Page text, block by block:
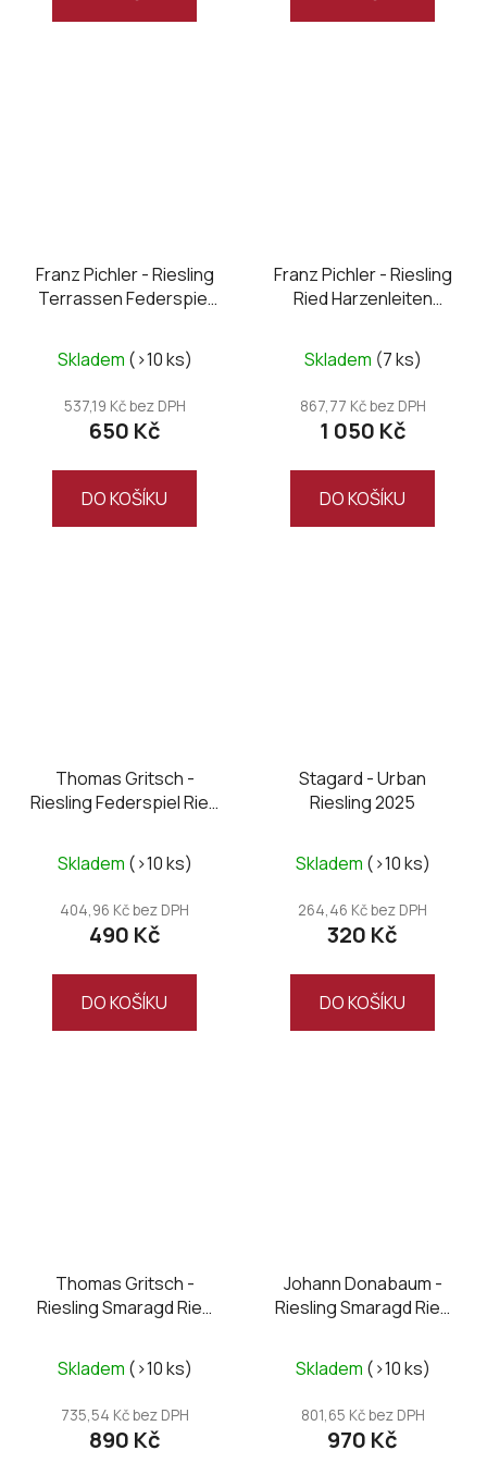
Franz Pichler - Riesling
Terrassen Federspiel
Skladem (>10 ks)
537,19 Kč bez DPH
650 Kč
DO KOŠÍKU
Franz Pichler - Riesling
Ried Harzenleiten
Skladem (7 ks)
867,77 Kč bez DPH
1 050 Kč
DO KOŠÍKU
Thomas Gritsch -
Riesling Federspiel Ried
Skladem (>10 ks)
404,96 Kč bez DPH
490 Kč
DO KOŠÍKU
Stagard - Urban
Riesling 2025
Skladem (>10 ks)
264,46 Kč bez DPH
320 Kč
DO KOŠÍKU
Thomas Gritsch -
Riesling Smaragd Ried
Skladem (>10 ks)
735,54 Kč bez DPH
890 Kč
Johann Donabaum -
Riesling Smaragd Ried
Skladem (>10 ks)
801,65 Kč bez DPH
970 Kč